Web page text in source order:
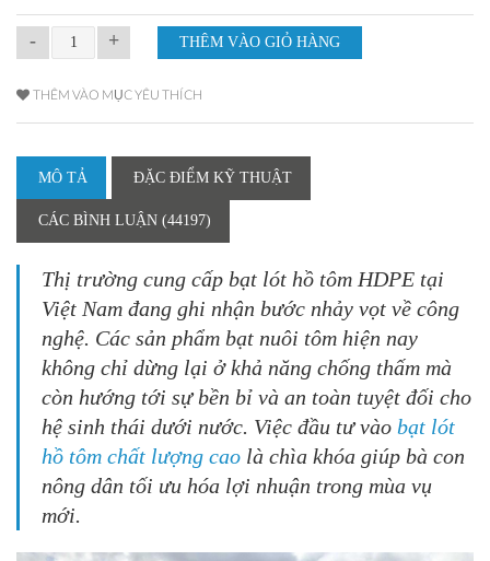
- +
THÊM VÀO MỤC YÊU THÍCH
MÔ TẢ ĐẶC ĐIỂM KỸ THUẬT
CÁC BÌNH LUẬN (44197)
Thị trường cung cấp bạt lót hồ tôm HDPE tại
Việt Nam đang ghi nhận bước nhảy vọt về công
nghệ. Các sản phẩm bạt nuôi tôm hiện nay
không chỉ dừng lại ở khả năng chống thấm mà
còn hướng tới sự bền bỉ và an toàn tuyệt đối cho
hệ sinh thái dưới nước. Việc đầu tư vào bạt lót
hồ tôm chất lượng cao là chìa khóa giúp bà con
nông dân tối ưu hóa lợi nhuận trong mùa vụ
mới.